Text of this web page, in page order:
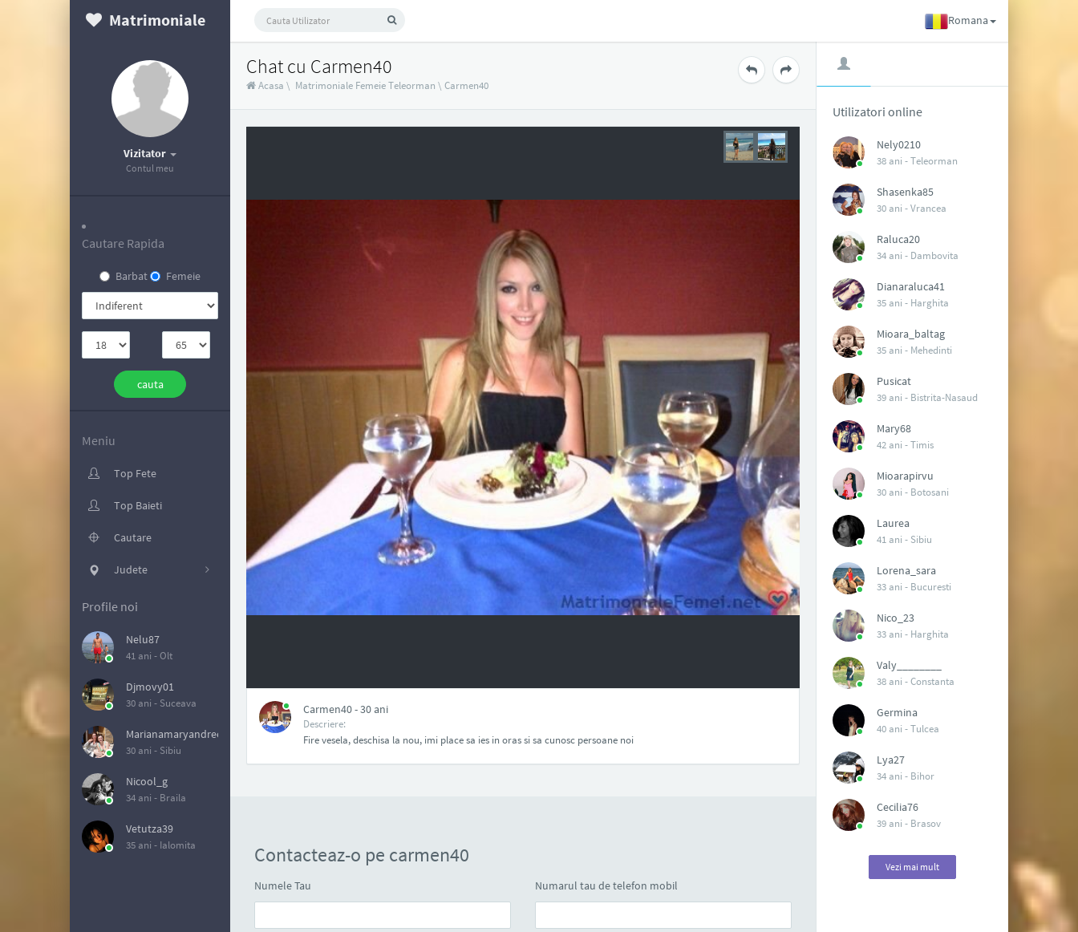
Matrimoniale Romana
Vizitator
Contul meu
Cautare Rapida
Barbat Femeie
Meniu
Top Fete
Top Baieti
Cautare
Judete
Profile noi
Nelu87
41 ani -Olt
Djmovy01
30 ani - Suceava
Marianamaryandreea
30 ani - Sibiu
Nicool_g
34 ani - Braila
Vetutza39
35 ani - Ialomita
Chat cu Carmen40
Acasa \ Matrimoniale Femeie Teleorman \ Carmen40
Carmen40 - 30 ani
Descriere:
Fire vesela, deschisa la nou, imi place sa ies in oras si sa cunosc persoane noi
Contacteaz-o pe carmen40
Numele Tau Numarul tau de telefon mobil
Utilizatori online
Nely0210
38 ani -Teleorman
Shasenka85
30 ani -Vrancea
Raluca20
34 ani - Dambovita
Dianaraluca41
35 ani - Harghita
Mioara_baltag
35 ani - Mehedinti
Pusicat
39 ani - Bistrita-Nasaud
Mary68
42 ani -Timis
Mioarapirvu
30 ani - Botosani
Laurea
41 ani - Sibiu
Lorena_sara
33 ani - Bucuresti
Nico_23
33 ani - Harghita
Valy________
38 ani -Constanta
Germina
40 ani -Tulcea
Lya27
34 ani - Bihor
Cecilia76
39 ani - Brasov
Vezi mai mult